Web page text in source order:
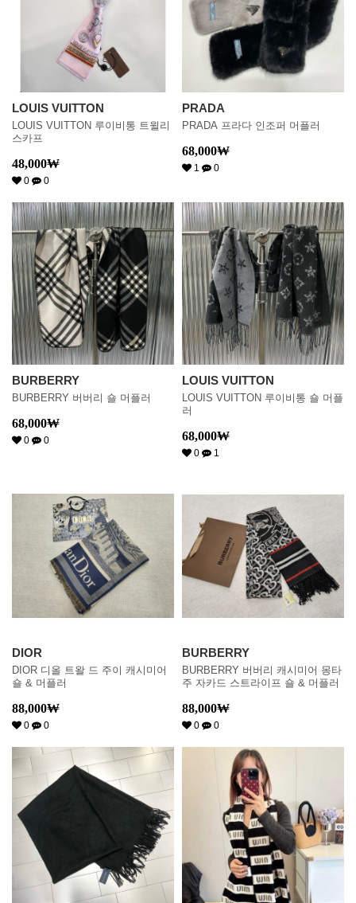
LOUIS VUITTON
LOUIS VUITTON 루이비통 트윌리
스카프
48,000₩
0 0
PRADA
PRADA 프라다 인조퍼 머플러
68,000₩
1 0
BURBERRY
BURBERRY 버버리 숄 머플러
68,000₩
0 0
LOUIS VUITTON
LOUIS VUITTON 루이비통 숄 머플
러
68,000₩
0 1
DIOR
DIOR 디올 트왈 드 주이 캐시미어
숄 & 머플러
88,000₩
0 0
BURBERRY
BURBERRY 버버리 캐시미어 몽타
주 자카드 스트라이프 숄 & 머플러
88,000₩
0 0